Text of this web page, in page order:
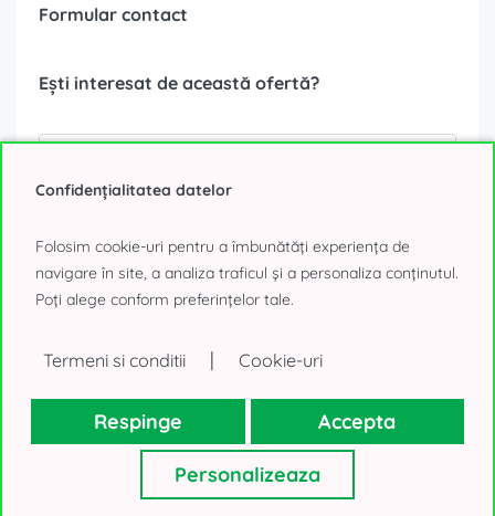
Formular contact
Ești interesat de această ofertă?
Datele tale personale, așa cum sunt ele colectate mai sus, vor fi
utilizate numai pentru a-ți trimite oferte imobiliare. Nu vom
folosi datele în alte scopuri. Mulțumim!
Confidențialitatea datelor
Folosim cookie-uri pentru a îmbunătăți experiența de
navigare în site, a analiza traficul și a personaliza conținutul.
Poți alege conform preferințelor tale.
Termeni si conditii | Cookie-uri
Respinge Accepta
Personalizeaza